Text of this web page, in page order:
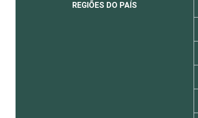
REGIÕES DO PAÍS